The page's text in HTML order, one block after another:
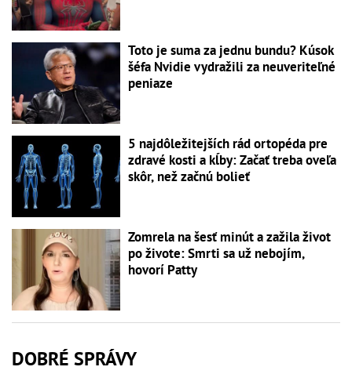
Toto je suma za jednu bundu? Kúsok
šéfa Nvidie vydražili za neuveriteľné
peniaze
5 najdôležitejších rád ortopéda pre
zdravé kosti a kĺby: Začať treba oveľa
skôr, než začnú bolieť
Zomrela na šesť minút a zažila život
po živote: Smrti sa už nebojím,
hovorí Patty
DOBRÉ SPRÁVY